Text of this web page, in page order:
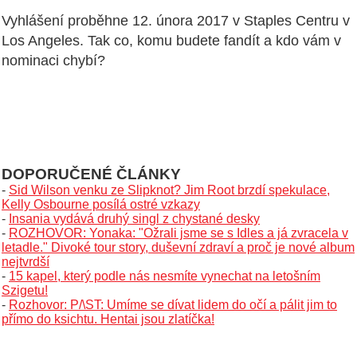
Vyhlášení proběhne 12. února 2017 v Staples Centru v
Los Angeles. Tak co, komu budete fandít a kdo vám v
nominaci chybí?
DOPORUČENÉ ČLÁNKY
- Sid Wilson venku ze Slipknot? Jim Root brzdí spekulace,
Kelly Osbourne posílá ostré vzkazy
- Insania vydává druhý singl z chystané desky
- ROZHOVOR: Yonaka: "Ožrali jsme se s Idles a já zvracela v
letadle." Divoké tour story, duševní zdraví a proč je nové album
nejtvrdší
- 15 kapel, který podle nás nesmíte vynechat na letošním
Szigetu!
- Rozhovor: P/\ST: Umíme se dívat lidem do očí a pálit jim to
přímo do ksichtu. Hentai jsou zlatíčka!